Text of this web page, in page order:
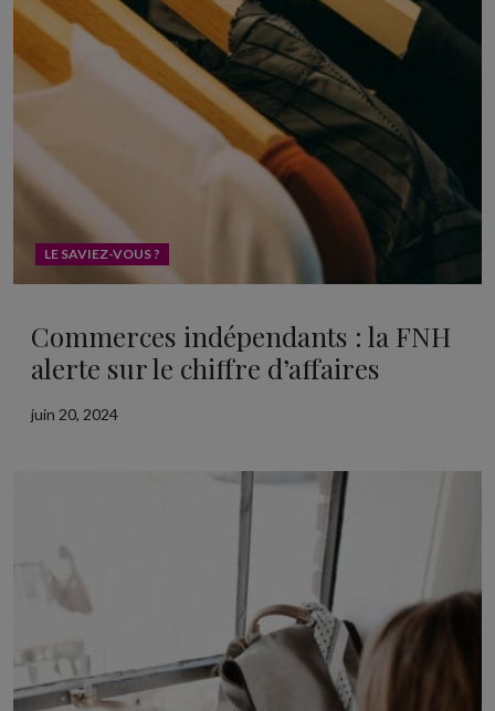
LE SAVIEZ-VOUS ?
Commerces indépendants : la FNH
alerte sur le chiffre d’affaires
juin 20, 2024